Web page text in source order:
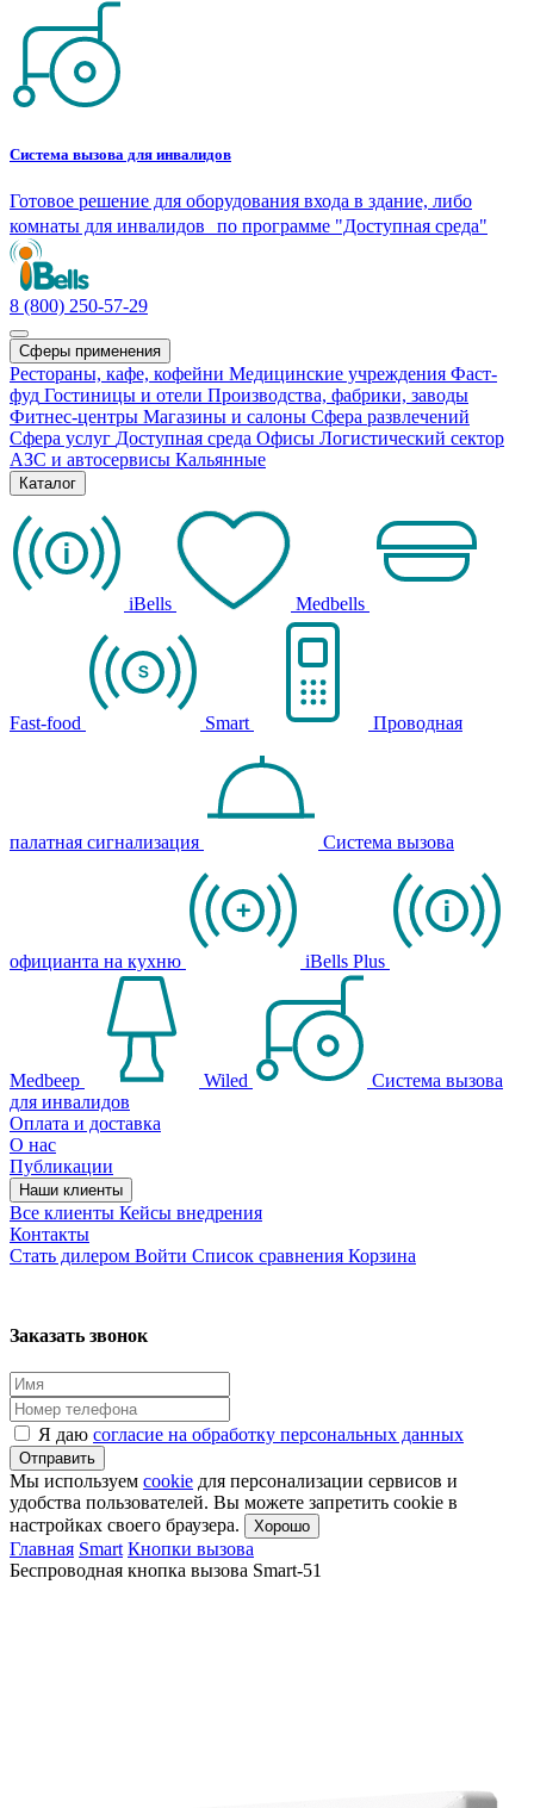
Система вызова для инвалидов
Готовое решение для оборудования входа в здание, либо
комнаты для инвалидов по программе "Доступная среда"
8 (800) 250-57-29
Сферы применения
Рестораны, кафе, кофейни Медицинские учреждения Фаст-
фуд Гостиницы и отели Производства, фабрики, заводы
Фитнес-центры Магазины и салоны Сфера развлечений
Сфера услуг Доступная среда Офисы Логистический сектор
АЗС и автосервисы Кальянные
Каталог
iBells Medbells
Fast-food Smart Проводная
палатная сигнализация Система вызова
официанта на кухню iBells Plus
Medbeep Wiled
Система вызова
для инвалидов
Оплата и доставка
О нас
Публикации
Наши клиенты
Все клиенты Кейсы внедрения
Контакты
Стать дилером Войти Список сравнения Корзина
Заказать звонок
Я даю согласие на обработку персональных данных
Отправить
Мы используем cookie для персонализации сервисов и
удобства пользователей. Вы можете запретить cookie в
настройках своего браузера.
Хорошо
Главная Smart Кнопки вызова
Беспроводная кнопка вызова Smart-51